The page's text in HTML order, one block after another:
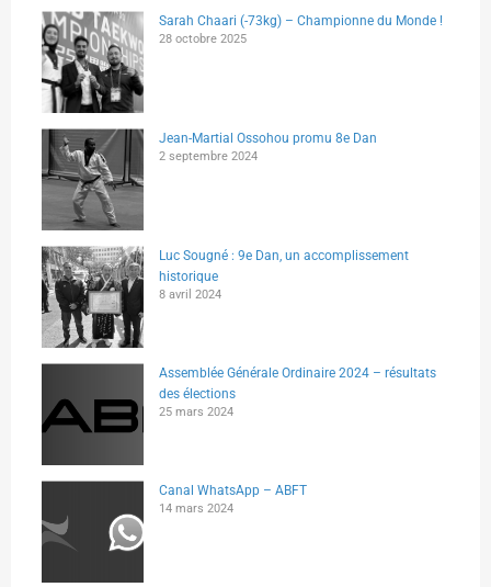
Sarah Chaari (-73kg) – Championne du Monde !
28 octobre 2025
Jean-Martial Ossohou promu 8e Dan
2 septembre 2024
Luc Sougné : 9e Dan, un accomplissement
historique
8 avril 2024
Assemblée Générale Ordinaire 2024 – résultats
des élections
25 mars 2024
Canal WhatsApp – ABFT
14 mars 2024